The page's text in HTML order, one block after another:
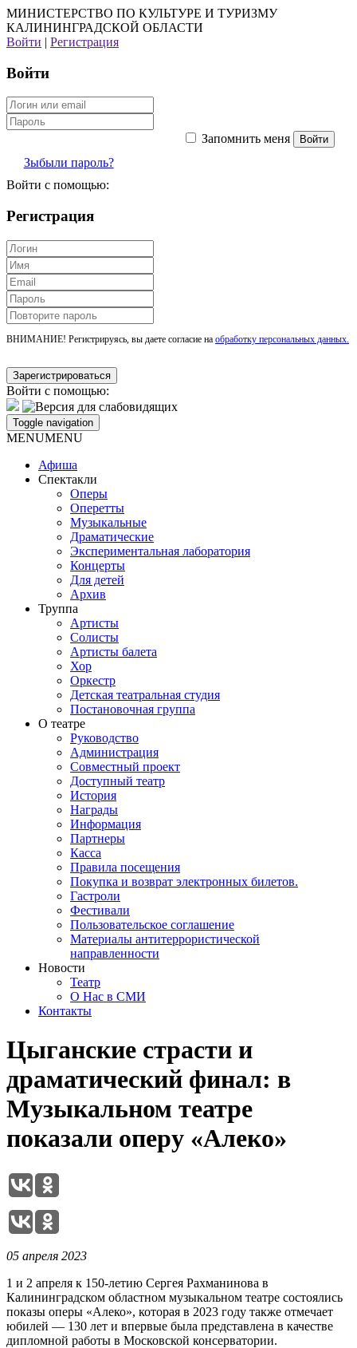
МИНИСТЕРСТВО ПО КУЛЬТУРЕ И ТУРИЗМУ
КАЛИНИНГРАДСКОЙ ОБЛАСТИ
Войти | Регистрация
Войти
Запомнить меня
Зыбыли пароль?
Войти с помощью:
Регистрация
ВНИМАНИЕ! Регистрируясь, вы даете согласие на обработку персональных данных.
Войти с помощью:
Toggle navigation
MENUMENU
Афиша
Спектакли
Оперы
Оперетты
Музыкальные
Драматические
Экспериментальная лаборатория
Концерты
Для детей
Архив
Труппа
Артисты
Солисты
Артисты балета
Хор
Оркестр
Детская театральная студия
Постановочная группа
О театре
Руководство
Администрация
Совместный проект
Доступный театр
История
Награды
Информация
Партнеры
Касса
Правила посещения
Покупка и возврат электронных билетов.
Гастроли
Фестивали
Пользовательское соглашение
Материалы антитеррористической
направленности
Новости
Театр
О Нас в СМИ
Контакты
Цыганские страсти и
драматический финал: в
Музыкальном театре
показали оперу «Алеко»
05 апреля 2023
1 и 2 апреля к 150-летию Сергея Рахманинова в
Калининградском областном музыкальном театре состоялись
показы оперы «Алеко», которая в 2023 году также отмечает
юбилей — 130 лет и впервые была представлена в качестве
дипломной работы в Московской консерватории.